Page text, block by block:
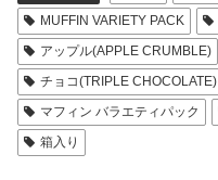
MUFFIN VARIETY PACK
アップル(APPLE CRUMBLE)
チョコ(TRIPLE CHOCOLATE)
マフィン バラエティパック
箱入り